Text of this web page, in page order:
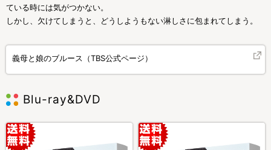
ている時には気がつかない。
しかし、欠けてしまうと、どうしようもない淋しさに包まれてしまう。
義母と娘のブルース（TBS公式ページ）
Blu-ray&DVD